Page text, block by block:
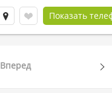
Показать
Вперед